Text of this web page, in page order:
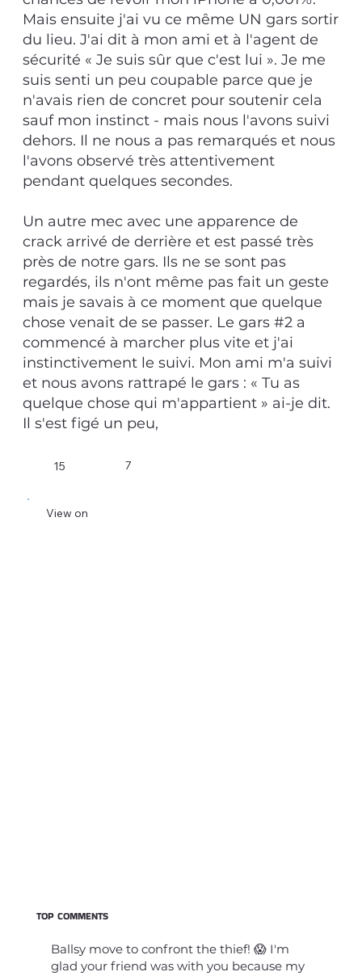
Mais ensuite j'ai vu ce même UN gars sortir
du lieu. J'ai dit à mon ami et à l'agent de
sécurité « Je suis sûr que c'est lui ». Je me
suis senti un peu coupable parce que je
n'avais rien de concret pour soutenir cela
sauf mon instinct - mais nous l'avons suivi
dehors. Il ne nous a pas remarqués et nous
l'avons observé très attentivement
pendant quelques secondes.
Un autre mec avec une apparence de
crack arrivé de derrière et est passé très
près de notre gars. Ils ne se sont pas
regardés, ils n'ont même pas fait un geste
mais je savais à ce moment que quelque
chose venait de se passer. Le gars #2 a
commencé à marcher plus vite et j'ai
instinctivement le suivi. Mon ami m'a suivi
et nous avons rattrapé le gars : « Tu as
quelque chose qui m'appartient » ai-je dit.
Il s'est figé un peu,
15 7
View on
TOP COMMENTS
Ballsy move to confront the thief! 😱 I'm
glad your friend was with you because my